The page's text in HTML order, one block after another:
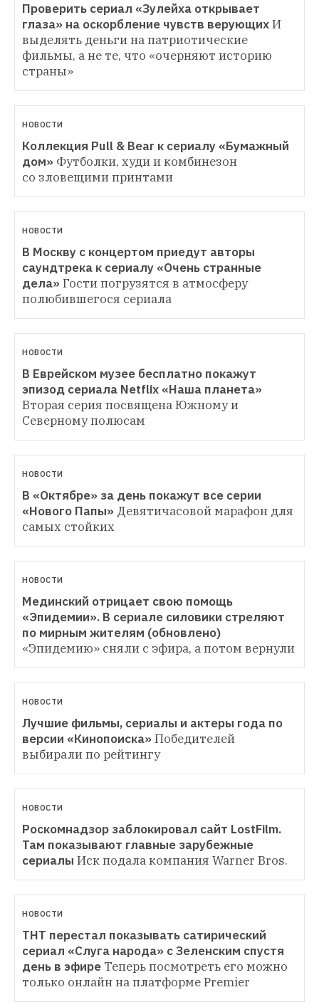
Проверить сериал «Зулейха открывает
глаза» на оскорбление чувств верующихИ
выделять деньги на патриотические
фильмы, а не те, что «очерняют историю
страны»
НОВОСТИ
Коллекция Pull & Bear к сериалу «Бумажный
дом» Футболки, худи и комбинезон
со зловещими принтами
НОВОСТИ
В Москву с концертом приедут авторы
саундтрека к сериалу «Очень странные
дела» Гости погрузятся в атмосферу
полюбившегося сериала
НОВОСТИ
В Еврейском музее бесплатно покажут
эпизод сериала Netflix «Наша планета»
Вторая серия посвящена Южному и
Северному полюсам
НОВОСТИ
В «Октябре» за день покажут все серии
«Нового Папы» Девятичасовой марафон для
самых стойких
НОВОСТИ
Мединский отрицает свою помощь
«Эпидемии». В сериале силовики стреляют
по мирным жителям (обновлено)
«Эпидемию» сняли с эфира, а потом вернули
НОВОСТИ
Лучшие фильмы, сериалы и актеры года по
версии «Кинопоиска» Победителей
выбирали по рейтингу
НОВОСТИ
Роскомнадзор заблокировал сайт LostFilm.
Там показывают главные зарубежные
сериалы Иск подала компания Warner Bros.
НОВОСТИ
ТНТ перестал показывать сатирический
сериал «Слуга народа» с Зеленским спустя
день в эфире Теперь посмотреть его можно
только онлайн на платформе Premier